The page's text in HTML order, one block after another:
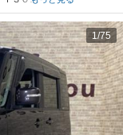
ー ロー
1/75